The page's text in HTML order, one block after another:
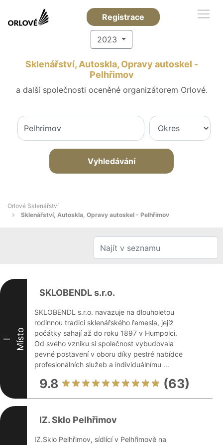
Registrace
2023
Sklenářství, Autoskla, Opravy autoskel -
Pelhřimov
a další společnosti oceněné organizátorem Orlové.
Vyhledávání
Orlové Sklenářství
Sklenářství, Autoskla, Opravy autoskel - Pelhřimov
I Místo
SKLOBENDL s.r.o.
SKLOBENDL s.r.o. navazuje na dlouholetou
rodinnou tradici sklenářského řemesla, jejíž
počátky sahají až do roku 1897 v Humpolci.
Od svého vzniku si společnost vybudovala
pevné postavení v oboru díky pestré nabídce
profesionálních služeb a individuálnímu ...
9.8 (63)
IZ. Sklo Pelhřimov
IZ.Sklo Pelhřimov, sídlící v Pelhřimově na